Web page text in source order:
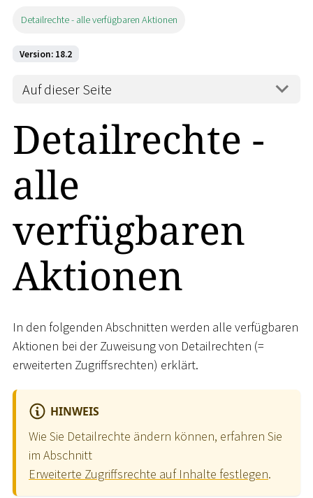
Detailrechte - alle verfügbaren Aktionen
Version: 18.2
Auf dieser Seite
Detailrechte -
alle
verfügbaren
Aktionen
In den folgenden Abschnitten werden alle verfügbaren
Aktionen bei der Zuweisung von Detailrechten (=
erweiterten Zugriffsrechten) erklärt.
HINWEIS
Wie Sie Detailrechte ändern können, erfahren Sie
im Abschnitt
Erweiterte Zugriffsrechte auf Inhalte festlegen.